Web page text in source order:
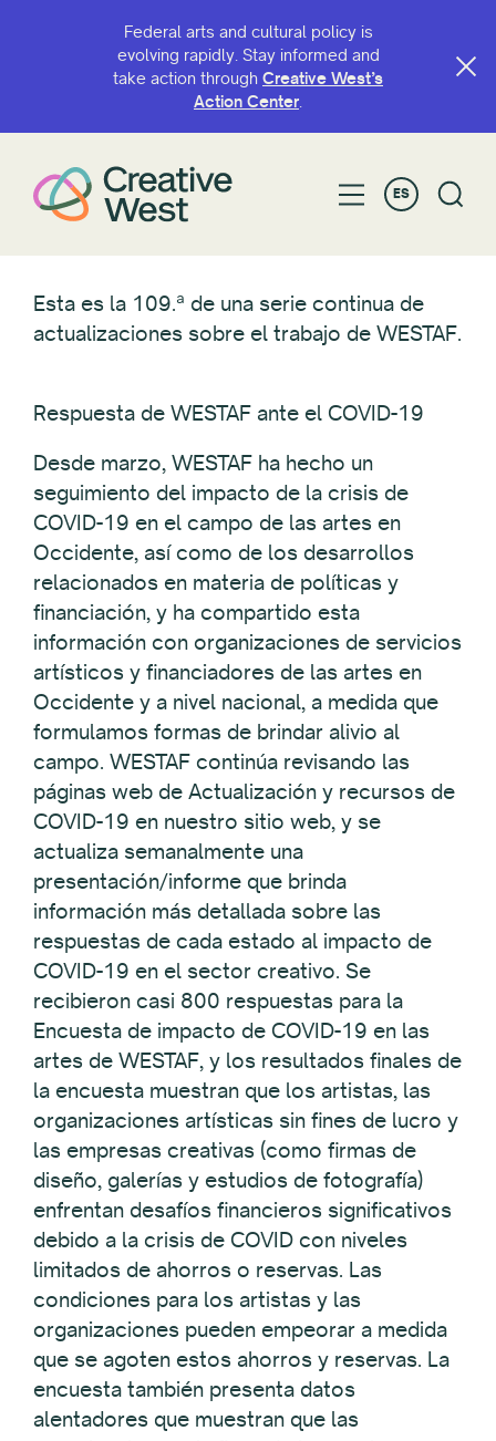
Federal arts and cultural policy is
evolving rapidly. Stay informed and
take action through Creative West’s
Action Center.
ES
Esta es la 109.ª de una serie continua de
actualizaciones sobre el trabajo de WESTAF.
Respuesta de WESTAF ante el COVID-19
Desde marzo, WESTAF ha hecho un
seguimiento del impacto de la crisis de
COVID-19 en el campo de las artes en
Occidente, así como de los desarrollos
relacionados en materia de políticas y
financiación, y ha compartido esta
información con organizaciones de servicios
artísticos y financiadores de las artes en
Occidente y a nivel nacional, a medida que
formulamos formas de brindar alivio al
campo. WESTAF continúa revisando las
páginas web de Actualización y recursos de
COVID-19 en nuestro sitio web, y se
actualiza semanalmente una
presentación/informe que brinda
información más detallada sobre las
respuestas de cada estado al impacto de
COVID-19 en el sector creativo. Se
recibieron casi 800 respuestas para la
Encuesta de impacto de COVID-19 en las
artes de WESTAF, y los resultados finales de
la encuesta muestran que los artistas, las
organizaciones artísticas sin fines de lucro y
las empresas creativas (como firmas de
diseño, galerías y estudios de fotografía)
enfrentan desafíos financieros significativos
debido a la crisis de COVID con niveles
limitados de ahorros o reservas. Las
condiciones para los artistas y las
organizaciones pueden empeorar a medida
que se agoten estos ahorros y reservas. La
encuesta también presenta datos
alentadores que muestran que las